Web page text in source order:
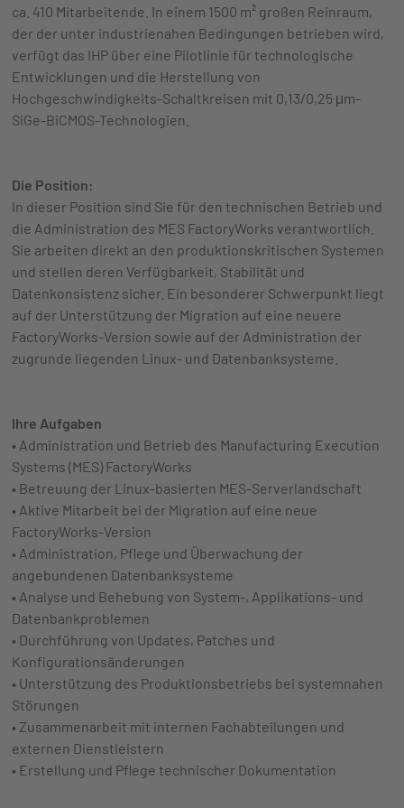
ca. 410 Mitarbeitende. In einem 1500 m² großen Reinraum,
der der unter industrienahen Bedingungen betrieben wird,
verfügt das IHP über eine Pilotlinie für technologische
Entwicklungen und die Herstellung von
Hochgeschwindigkeits-Schaltkreisen mit 0,13/0,25 μm-
SiGe-BiCMOS-Technologien.
Die Position:
In dieser Position sind Sie für den technischen Betrieb und
die Administration des MES FactoryWorks verantwortlich.
Sie arbeiten direkt an den produktionskritischen Systemen
und stellen deren Verfügbarkeit, Stabilität und
Datenkonsistenz sicher. Ein besonderer Schwerpunkt liegt
auf der Unterstützung der Migration auf eine neuere
FactoryWorks-Version sowie auf der Administration der
zugrunde liegenden Linux- und Datenbanksysteme.
Ihre Aufgaben
• Administration und Betrieb des Manufacturing Execution
Systems (MES) FactoryWorks
• Betreuung der Linux-basierten MES-Serverlandschaft
• Aktive Mitarbeit bei der Migration auf eine neue
FactoryWorks-Version
• Administration, Pflege und Überwachung der
angebundenen Datenbanksysteme
• Analyse und Behebung von System-, Applikations- und
Datenbankproblemen
• Durchführung von Updates, Patches und
Konfigurationsänderungen
• Unterstützung des Produktionsbetriebs bei systemnahen
Störungen
• Zusammenarbeit mit internen Fachabteilungen und
externen Dienstleistern
• Erstellung und Pflege technischer Dokumentation